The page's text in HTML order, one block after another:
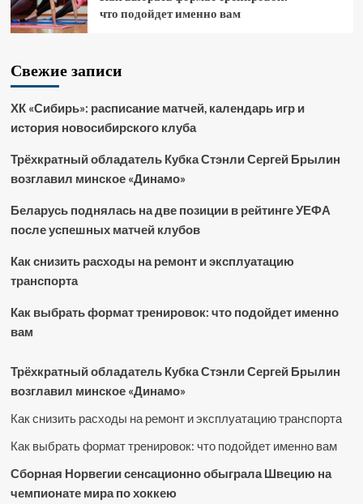
что подойдет именно вам
Свежие записи
ХК «Сибирь»: расписание матчей, календарь игр и
история новосибирского клуба
Трёхкратный обладатель Кубка Стэнли Сергей Брылин
возглавил минское «Динамо»
Беларусь поднялась на две позиции в рейтинге УЕФА
после успешных матчей клубов
Как снизить расходы на ремонт и эксплуатацию
транспорта
Как выбрать формат тренировок: что подойдет именно
вам
Трёхкратный обладатель Кубка Стэнли Сергей Брылин
возглавил минское «Динамо»
Как снизить расходы на ремонт и эксплуатацию транспорта
Как выбрать формат тренировок: что подойдет именно вам
Сборная Норвегии сенсационно обыграла Швецию на
чемпионате мира по хоккею